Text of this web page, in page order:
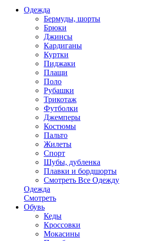
Одежда
Бермуды, шорты
Брюки
Джинсы
Кардиганы
Куртки
Пиджаки
Плащи
Поло
Рубашки
Трикотаж
Футболки
Джемперы
Костюмы
Пальто
Жилеты
Спорт
Шубы, дубленка
Плавки и бордшорты
Смотреть Все Одежду
Одежда
Смотреть
Обувь
Кеды
Кроссовки
Мокасины